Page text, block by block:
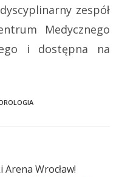
zespół
Medycznego
i dostępna na
Wrocław!